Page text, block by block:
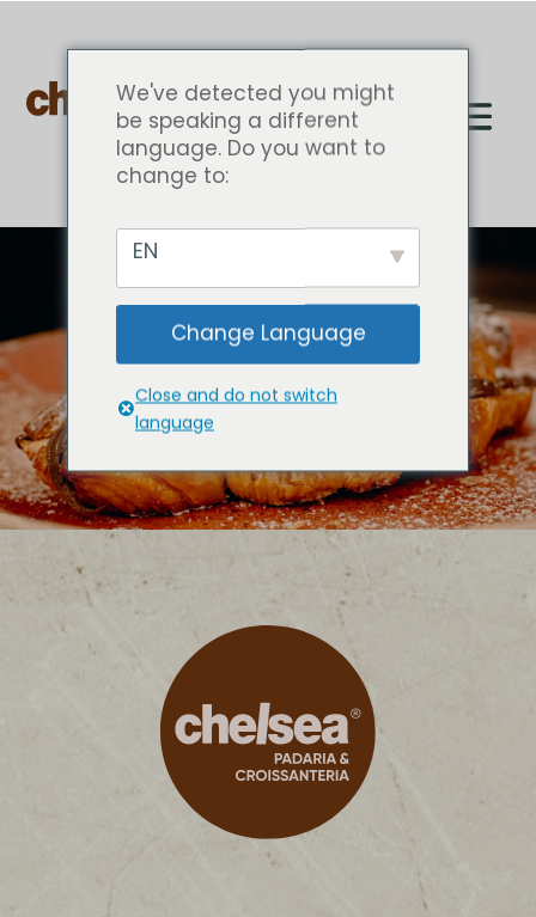
CROISSANTS
RECHEADOS
We've detected you might
be speaking a different
language. Do you want to
change to:
EN
Change Language
Close and do not switch
language